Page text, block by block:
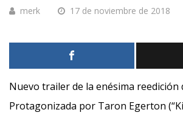
merk 17 de noviembre de 2018
Nuevo trailer de la enésima reedición
Protagonizada por Taron Egerton